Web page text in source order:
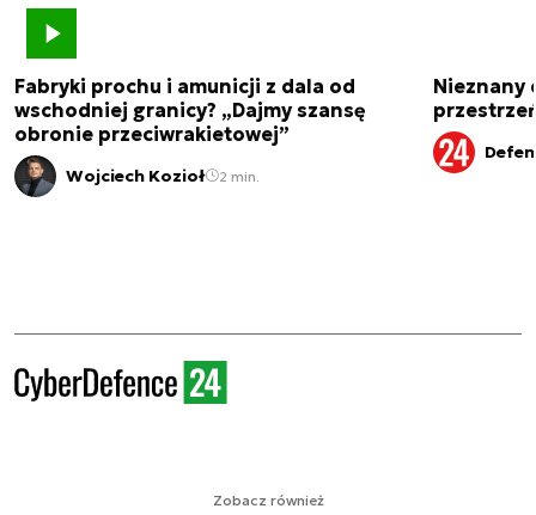
Fabryki prochu i amunicji z dala od
wschodniej granicy? „Dajmy szansę
obronie przeciwrakietowej”
Wojciech Kozioł 2 min.
Nieznany
Zobacz również